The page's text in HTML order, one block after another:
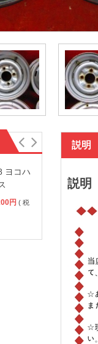
ヨコハ
円 ( 税
説明
説明